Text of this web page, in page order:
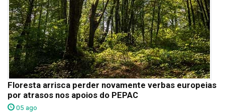
Floresta arrisca perder novamente verbas europeias
por atrasos nos apoios do PEPAC
05 ago